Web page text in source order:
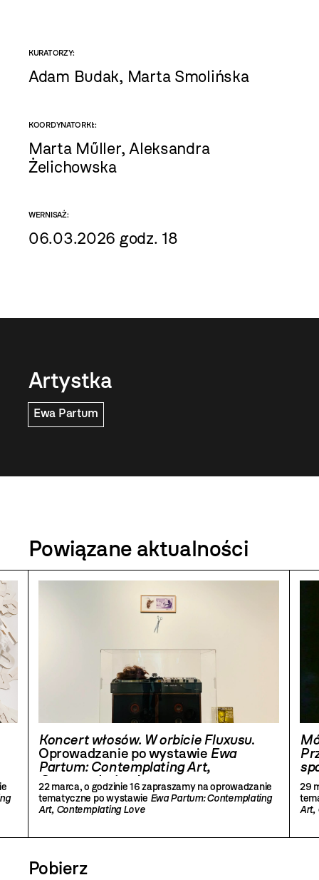
KURATORZY:
Adam Budak, Marta Smolińska
KOORDYNATORKI::
Marta Műller, Aleksandra
Żelichowska
WERNISAŻ:
06.03.2026 godz. 18
Artystka
Ewa Partum
Powiązane aktualności
Koncert włosów. W orbicie Fluxusu.
Oprowadzanie po wystawie Ewa
Partum: Contemplating Art,
Contemplating Love
22 marca, o godzinie 16 zapraszamy na oprowadzanie
tematyczne po wystawie Ewa Partum: Contemplating
Art, Contemplating Love
29
Art,
Pobierz